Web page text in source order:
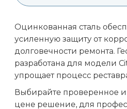
Оцинкованная сталь
усиленную защиту от
долговечности ремонта.
разработана для модели
упрощает процесс
Выбирайте проверенное и
цене решение, для